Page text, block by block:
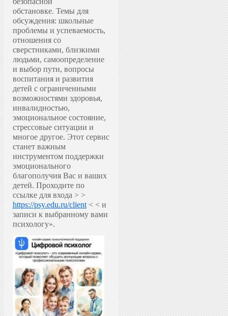
обстановке. Темы для
обсуждения: школьные
проблемы и успеваемость,
отношения со
сверстниками, близкими
людьми, самоопределение
и выбор пути, вопросы
воспитания и развития
детей с ограниченными
возможностями здоровья,
инвалидностью,
эмоциональное состояние,
стрессовые ситуации и
многое другое. Этот сервис
станет важным
инструментом поддержки
эмоционального
благополучия Вас и ваших
детей. Проходите по
ссылке для входа > >
https://psy.edu.ru/client< < и
записи к выбранному вами
психологу».